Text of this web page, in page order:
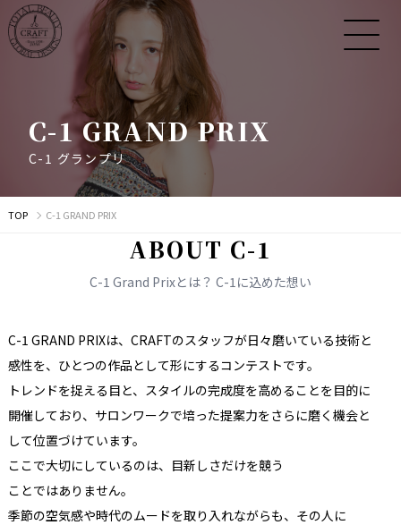
C-1 GRAND PRIX
C- 1 グラン プリ
TOP C-1 GRAND PRIX
ABOUT C-1
C-1 Grand Prixとは？ C-1に込めた想い
C-1 GRAND PRIXは、 CRAFTのスタッフが日々磨いている技術と
感性を、 ひとつの作品と して形にするコンテストです。
トレンドを捉える 目と、 スタイルの完成度を高める ことを目的に
開催しており、 サロンワークで培った提案力をさらに磨く 機会と
して位置づけています。
ここで大切に しているのは、 目新しさだけを競う
ことではありません。
季節の空気感や時代のムードを取り入れながらも、 その人に